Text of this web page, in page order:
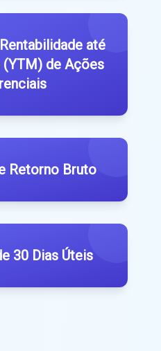
até
de Ações
Retorno Bruto
30 Dias Úteis